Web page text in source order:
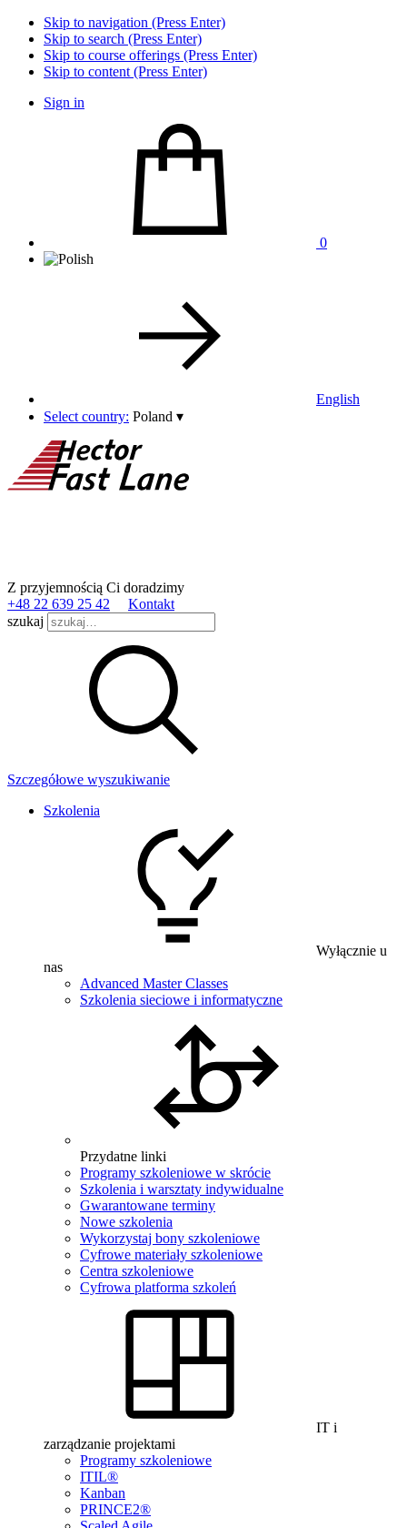
Skip to navigation (Press Enter)
Skip to search (Press Enter)
Skip to course offerings (Press Enter)
Skip to content (Press Enter)
Sign in
0
English
Select country: Poland ▾
Z przyjemnością Ci doradzimy
+48 22 639 25 42
Kontakt
szukaj
Szczegółowe wyszukiwanie
Szkolenia
Wyłącznie u
nas
Advanced Master Classes
Szkolenia sieciowe i informatyczne
Przydatne linki
Programy szkoleniowe w skrócie
Szkolenia i warsztaty indywidualne
Gwarantowane terminy
Nowe szkolenia
Wykorzystaj bony szkoleniowe
Cyfrowe materiały szkoleniowe
Centra szkoleniowe
Cyfrowa platforma szkoleń
IT i
zarządzanie projektami
Programy szkoleniowe
ITIL®
Kanban
PRINCE2®